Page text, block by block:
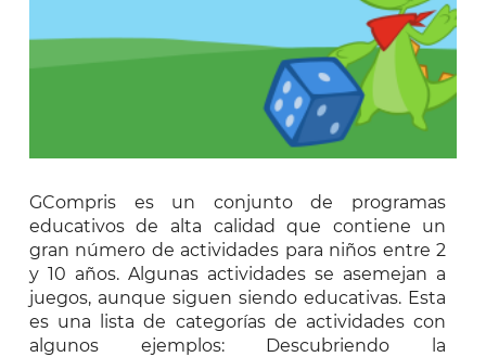
GCompris es un conjunto de programas
educativos de alta calidad que contiene un
gran número de actividades para niños entre 2
y 10 años. Algunas actividades se asemejan a
juegos, aunque siguen siendo educativas. Esta
es una lista de categorías de actividades con
algunos ejemplos: Descubriendo la